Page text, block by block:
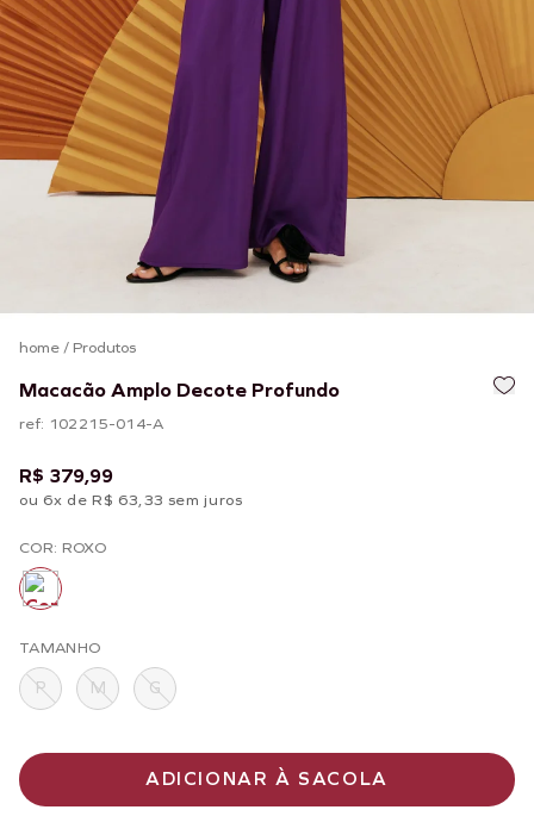
home/ Produtos
Macacão Amplo Decote Profundo
ref: 102215-014-A
R$ 379,99
ou 6x de R$ 63,33 sem juros
COR: ROXO
TAMANHO
P M G
ADICIONAR À SACOLA